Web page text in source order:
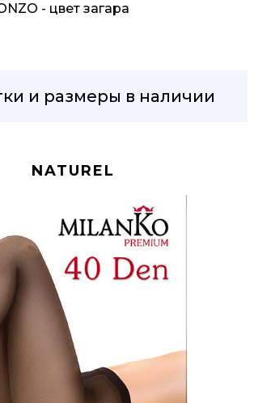
- цвет загара
и размеры в наличии
NATUREL